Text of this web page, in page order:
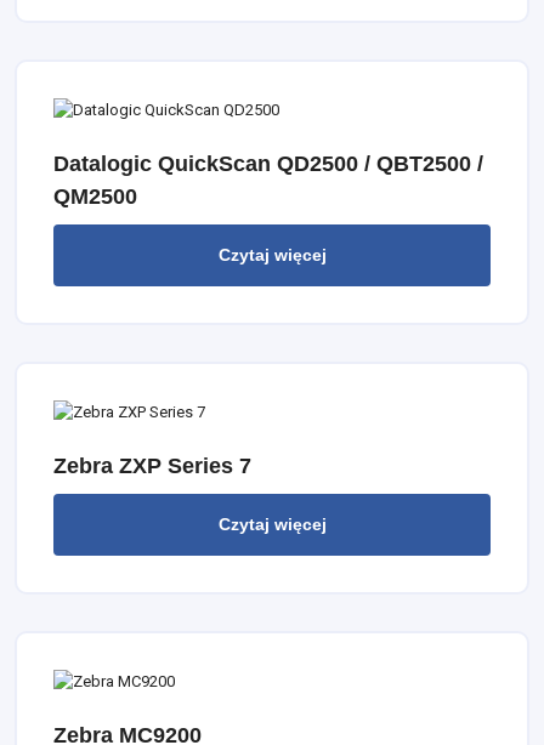
Datalogic QuickScan QD2500 / QBT2500 /
QM2500
Czytaj więcej
Zebra ZXP Series 7
Czytaj więcej
Zebra MC9200